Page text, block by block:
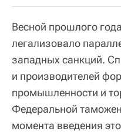
Весной прошлого
легализовало
западных санкций.
и производителей
промышленности и
Федеральной
момента введения